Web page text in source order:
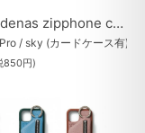
ajew cadenas zipphone case
/ sky (カードケース有)
850円)